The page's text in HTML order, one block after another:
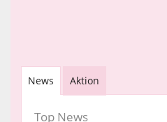
News Aktion
Top News